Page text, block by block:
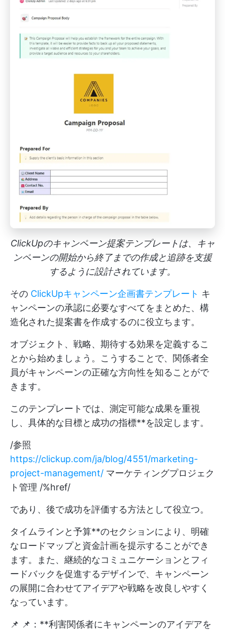
ClickUpのキャンペーン提案テンプレートは、キャ
ンペーンの開始から終了までの作成と追跡を支援
するように設計されています。
その ClickUpキャンペーン企画書テンプレート キ
ャンペーンの承認に必要なすべてをまとめた、構
造化された提案書を作成するのに役立ちます。
オブジェクト、戦略、期待する効果を定義するこ
とから始めましょう。こうすることで、関係者全
員がキャンペーンの正確な方向性を知ることがで
きます。
このテンプレートでは、測定可能な成果を重視
し、具体的な目標と成功の指標**を設定します。
/参照
https://clickup.com/ja/blog/4551/marketing-
project-management/ マーケティングプロジェク
ト管理 /%href/
であり、後で成功を評価する方法として役立つ。
タイムラインと予算**のセクションにより、明確
なロードマップと資金計画を提示することができ
ます。また、継続的なコミュニケーションとフィ
ードバックを促進するデザインで、キャンペーン
の展開に合わせてアイデアや戦略を改良しやすく
なっています。
📌 📌：**利害関係者にキャンペーンのアイデアを